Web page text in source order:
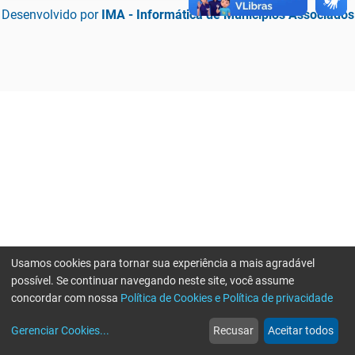
Desenvolvido por IMA - Informática de Municípios Associados
web
Notícias
more_horiz
Mais
Usamos cookies para tornar sua experiência a mais agradável
possível. Se continuar navegando neste site, você assume
concordar com nossa Política de Cookies e Política de privacidade
Gerenciar Cookies... Recusar Aceitar todos
Erro ao enviar informações, por favor tente novamente